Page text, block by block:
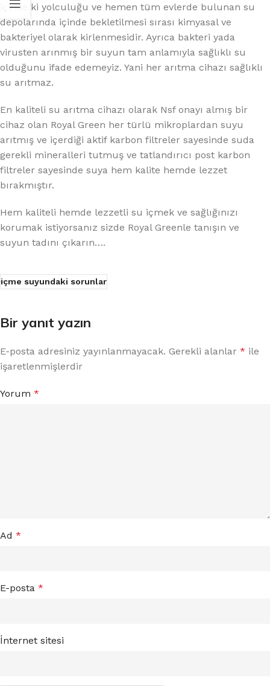
içinde ki yolculuğu ve hemen tüm evlerde bulunan su
depolarında içinde bekletilmesi sırası kimyasal ve
bakteriyel olarak kirlenmesidir. Ayrıca bakteri yada
virusten arınmış bir suyun tam anlamıyla sağlıklı su
olduğunu ifade edemeyiz. Yani her arıtma cihazı sağlıklı
su arıtmaz.
En kaliteli su arıtma cihazı olarak Nsf onayı almış bir
cihaz olan Royal Green her türlü mikroplardan suyu
arıtmış ve içerdiği aktif karbon filtreler sayesinde suda
gerekli mineralleri tutmuş ve tatlandırıcı post karbon
filtreler sayesinde suya hem kalite hemde lezzet
bırakmıştır.
Hem kaliteli hemde lezzetli su içmek ve sağlığınızı
korumak istiyorsanız sizde Royal Greenle tanışın ve
suyun tadını çıkarın….
içme suyundaki sorunlar
Bir yanıt yazın
E-posta adresiniz yayınlanmayacak. Gerekli alanlar * ile
işaretlenmişlerdir
Yorum *
Ad *
E-posta *
İnternet sitesi